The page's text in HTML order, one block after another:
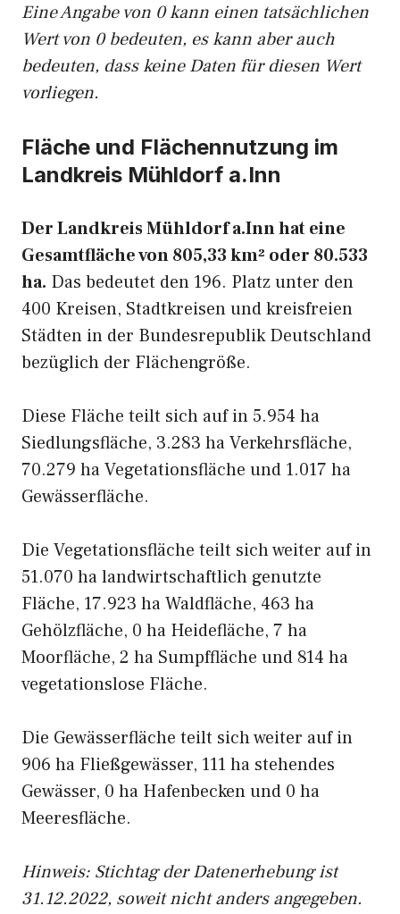
Eine Angabe von 0 kann einen tatsächlichen
Wert von 0 bedeuten, es kann aber auch
bedeuten, dass keine Daten für diesen Wert
vorliegen.
Fläche und Flächennutzung im
Landkreis Mühldorf a.Inn
Der Landkreis Mühldorf a.Inn hat eine
Gesamtfläche von 805,33 km² oder 80.533
ha. Das bedeutet den 196. Platz unter den
400 Kreisen, Stadtkreisen und kreisfreien
Städten in der Bundesrepublik Deutschland
bezüglich der Flächengröße.
Diese Fläche teilt sich auf in 5.954 ha
Siedlungsfläche, 3.283 ha Verkehrsfläche,
70.279 ha Vegetationsfläche und 1.017 ha
Gewässerfläche.
Die Vegetationsfläche teilt sich weiter auf in
51.070 ha landwirtschaftlich genutzte
Fläche, 17.923 ha Waldfläche, 463 ha
Gehölzfläche, 0 ha Heidefläche, 7 ha
Moorfläche, 2 ha Sumpffläche und 814 ha
vegetationslose Fläche.
Die Gewässerfläche teilt sich weiter auf in
906 ha Fließgewässer, 111 ha stehendes
Gewässer, 0 ha Hafenbecken und 0 ha
Meeresfläche.
Hinweis: Stichtag der Datenerhebung ist
31.12.2022, soweit nicht anders angegeben.